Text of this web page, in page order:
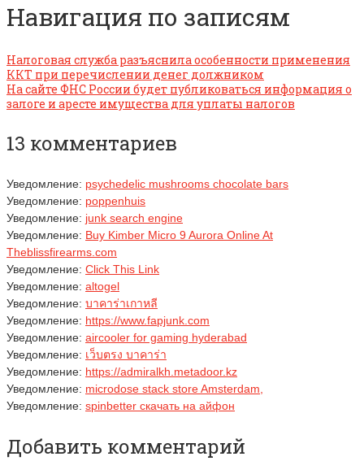
Навигация по записям
Налоговая служба разъяснила особенности применения
ККТ при перечислении денег должником
На сайте ФНС России будет публиковаться информация о
залоге и аресте имущества для уплаты налогов
13 комментариев
Уведомление: psychedelic mushrooms chocolate bars
Уведомление: poppenhuis
Уведомление: junk search engine
Уведомление: Buy Kimber Micro 9 Aurora Online At
Theblissfirearms.com
Уведомление: Click This Link
Уведомление: altogel
Уведомление: บาคาร่าเกาหลี
Уведомление: https://www.fapjunk.com
Уведомление: aircooler for gaming hyderabad
Уведомление: เว็บตรง บาคาร่า
Уведомление: https://admiralkh.metadoor.kz
Уведомление: microdose stack store Amsterdam,
Уведомление: spinbetter скачать на айфон
Добавить комментарий